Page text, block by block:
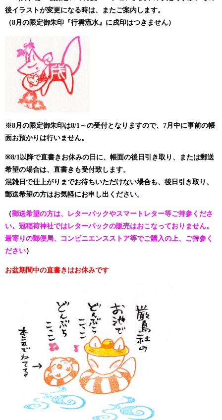
後イラストが変更になる時は、またご案内します。
（8月の限定御朱印『行雲流水』に戌印はつきません）
※8 月の限定御朱印は8/1 ～の受付となりますので、 7 月中に事前の帳
面お預かりは行いません。
※8/1 以降で直書きお休みの日に、帳面の後日引き取り、または郵送
希望の場合は、直書きも受付致します。
混雑日で仕上がりまでお待ちいただけない場合も、後日引き取り、
郵送希望の方はお気軽にお申し出ください。
（郵送希望の方は、レターパックやスマートレター等ご持参くださ
い。 冠稲荷神社ではレターパックの販売はおこなっておりません。
最寄りの郵便局、コンビニエンスストア等でご購入の上、ご持参く
ださい）
お盆期間中の直書きはお休みです